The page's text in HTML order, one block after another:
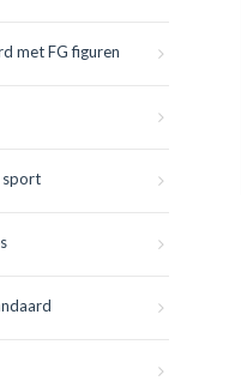
met FG figuren
sport